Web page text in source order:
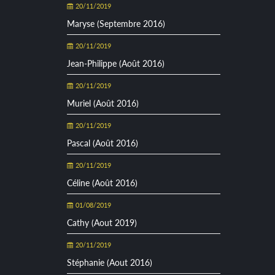
20/11/2019
Maryse (Septembre 2016)
20/11/2019
Jean-Philippe (Août 2016)
20/11/2019
Muriel (Août 2016)
20/11/2019
Pascal (Août 2016)
20/11/2019
Céline (Août 2016)
01/08/2019
Cathy (Aout 2019)
20/11/2019
Stéphanie (Aout 2016)